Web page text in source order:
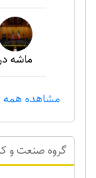
ماشه
مشاهده همه
گروه صنعت و